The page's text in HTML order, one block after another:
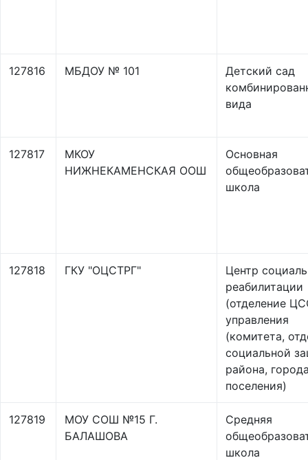
127816 МБДОУ № 101
Детский сад
вида
127817
МКОУ
НИЖНЕКАМЕНСКАЯ ООШ
Основная
школа
127818 ГКУ "ОЦСТРГ"
Центр
реабилитации
(отделение
управления
(комитета,
социальной
района,
поселения)
127819
МОУ СОШ №15 Г.
БАЛАШОВА
Средняя
школа